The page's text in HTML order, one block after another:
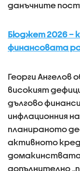
данъчните
Бюджет 2026 –
финансовата
Георги Ангелов
високият
дългово
инфлационния
планираното
активното
допълнително